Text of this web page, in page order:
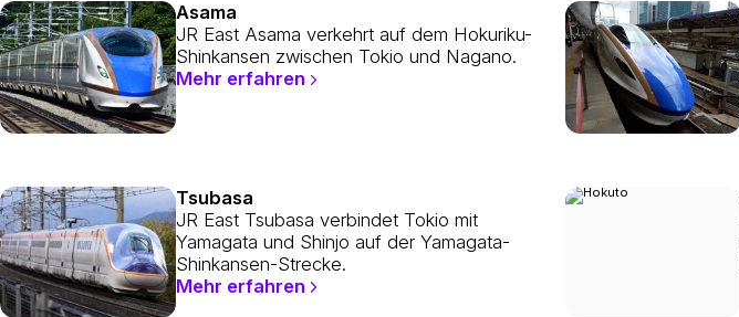
Asama
JR East Asama verkehrt auf dem Hokuriku-
Shinkansen zwischen Tokio und Nagano.
Mehr erfahren
Tsubasa
JR East Tsubasa verbindet Tokio mit
Yamagata und Shinjo auf der Yamagata-
Shinkansen-Strecke.
Mehr erfahren